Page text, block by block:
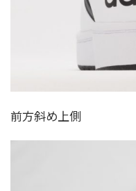
前方斜め上側